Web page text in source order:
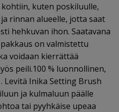
kuten poskiluulle,
rinnan alueelle, jotta saat
hehkuvan ihon. Saatavana
on valmistettu
voidaan kierrättää
peili.100 % luonnollinen,
Levitä Inika Setting Brush
ja kulmaluun päälle
tai pyyhkäise upeaa